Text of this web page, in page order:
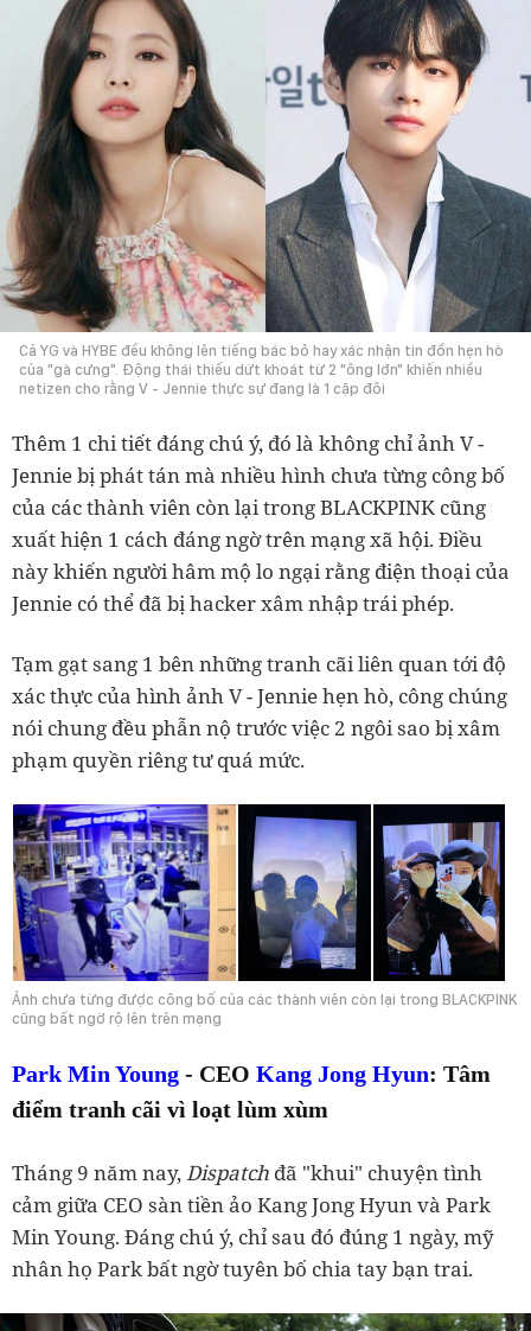
Cả YG và HYBE đều không lên tiếng bác bỏ hay xác nhận tin đồn hẹn hò
của "gà cưng". Động thái thiếu dứt khoát từ 2 "ông lớn" khiến nhiều
netizen cho rằng V - Jennie thực sự đang là 1 cặp đôi
Thêm 1 chi tiết đáng chú ý, đó là không chỉ ảnh V -
Jennie bị phát tán mà nhiều hình chưa từng công bố
của các thành viên còn lại trong BLACKPINK cũng
xuất hiện 1 cách đáng ngờ trên mạng xã hội. Điều
này khiến người hâm mộ lo ngại rằng điện thoại của
Jennie có thể đã bị hacker xâm nhập trái phép.
Tạm gạt sang 1 bên những tranh cãi liên quan tới độ
xác thực của hình ảnh V - Jennie hẹn hò, công chúng
nói chung đều phẫn nộ trước việc 2 ngôi sao bị xâm
phạm quyền riêng tư quá mức.
Ảnh chưa từng được công bố của các thành viên còn lại trong BLACKPINK
cũng bất ngờ rộ lên trên mạng
Park Min Young - CEO Kang Jong Hyun: Tâm
điểm tranh cãi vì loạt lùm xùm
Tháng 9 năm nay,Dispatch đã "khui" chuyện tình
cảm giữa CEO sàn tiền ảo Kang Jong Hyun và Park
Min Young. Đáng chú ý, chỉ sau đó đúng 1 ngày, mỹ
nhân họ Park bất ngờ tuyên bố chia tay bạn trai.